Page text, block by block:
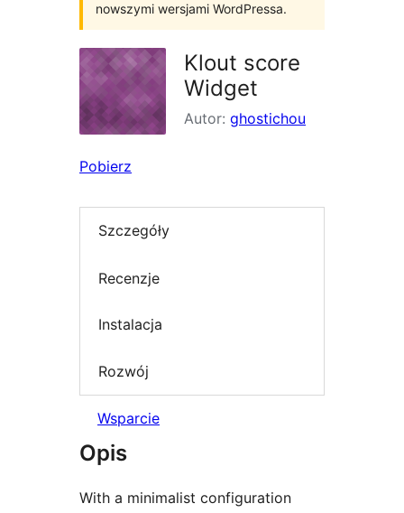
nowszymi wersjami WordPressa.
Klout score
Widget
Autor: ghostichou
Pobierz
Szczegóły
Recenzje
Instalacja
Rozwój
Wsparcie
Opis
With a minimalist configuration